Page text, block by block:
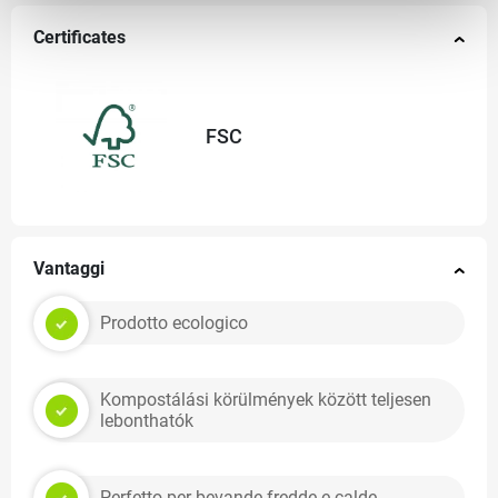
Certificates
FSC
Vantaggi
Prodotto ecologico
Kompostálási körülmények között teljesen
lebonthatók